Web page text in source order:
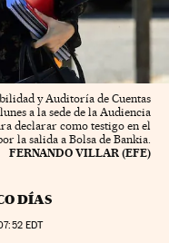
y Auditoría de Cuentas
a la sede de la Audiencia
declarar como testigo en el
la salida a Bolsa de Bankia.
FERNANDO VILLAR (EFE)
DÍAS
EDT